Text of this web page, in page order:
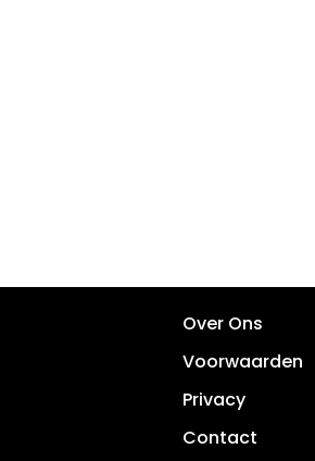
Over Ons
Voorwaarden
Privacy
Contact